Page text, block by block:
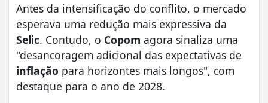
Antes da intensificação do conflito, o mercado
esperava uma redução mais expressiva da
Selic. Contudo, o Copom agora sinaliza uma
"desancoragem adicional das expectativas de
inflação para horizontes mais longos", com
destaque para o ano de 2028.